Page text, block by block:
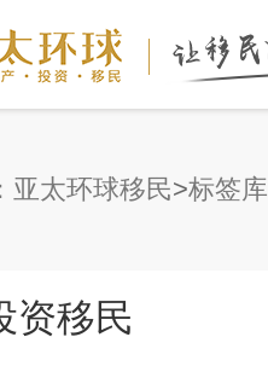
亚太环球移民 标签库
资移民